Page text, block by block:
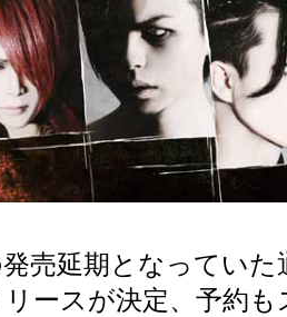
売延期となっていた
ースが決定、予約も